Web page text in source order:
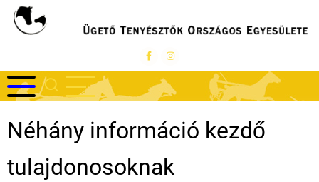
Ugrás
Néhány információ kezdő
tulajdonosoknak